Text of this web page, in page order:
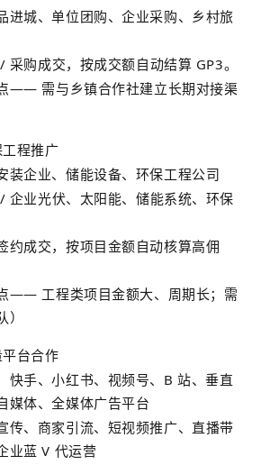
进城、单位团购、企业采购、乡村旅
/ 采购成交，按成交额自动结算 GP3。
—— 需与乡镇合作社建立长期对接渠
程推广
装企业、储能设备、环保工程公司
/ 企业光伏、太阳能、储能系统、环保
约成交，按项目金额自动核算高佣
—— 工程类项目金额大、周期长；需
台合作
快手、小红书、视频号、 B站、垂直
媒体、全媒体广告平台
传、商家引流、短视频推广、直播带
业蓝 V 代运营